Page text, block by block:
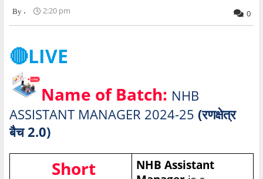
. 2:20 pm 0
🔴LIVE
Name of Batch: NHB
ASSISTANT MANAGER 2024-25 (रणक्षेत्र
बैच 2.0)
Short
NHB Assistant